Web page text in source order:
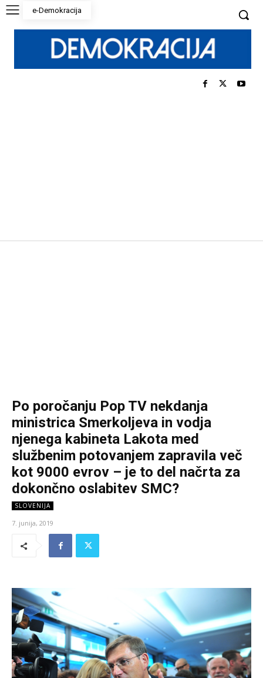
e-Demokracija
Po poročanju Pop TV nekdanja
ministrica Smerkoljeva in vodja
njenega kabineta Lakota med
službenim potovanjem zapravila več
kot 9000 evrov – je to del načrta za
dokončno oslabitev SMC?
SLOVENIJA
7. junija, 2019